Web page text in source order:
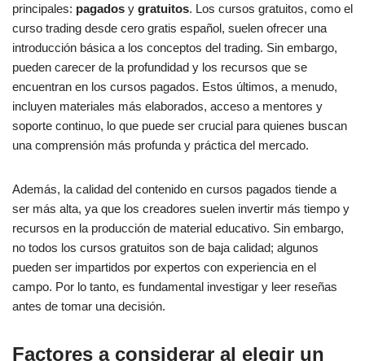
principales: pagados y gratuitos. Los cursos gratuitos, como el
curso trading desde cero gratis español, suelen ofrecer una
introducción básica a los conceptos del trading. Sin embargo,
pueden carecer de la profundidad y los recursos que se
encuentran en los cursos pagados. Estos últimos, a menudo,
incluyen materiales más elaborados, acceso a mentores y
soporte continuo, lo que puede ser crucial para quienes buscan
una comprensión más profunda y práctica del mercado.
Además, la calidad del contenido en cursos pagados tiende a
ser más alta, ya que los creadores suelen invertir más tiempo y
recursos en la producción de material educativo. Sin embargo,
no todos los cursos gratuitos son de baja calidad; algunos
pueden ser impartidos por expertos con experiencia en el
campo. Por lo tanto, es fundamental investigar y leer reseñas
antes de tomar una decisión.
Factores a considerar al elegir un